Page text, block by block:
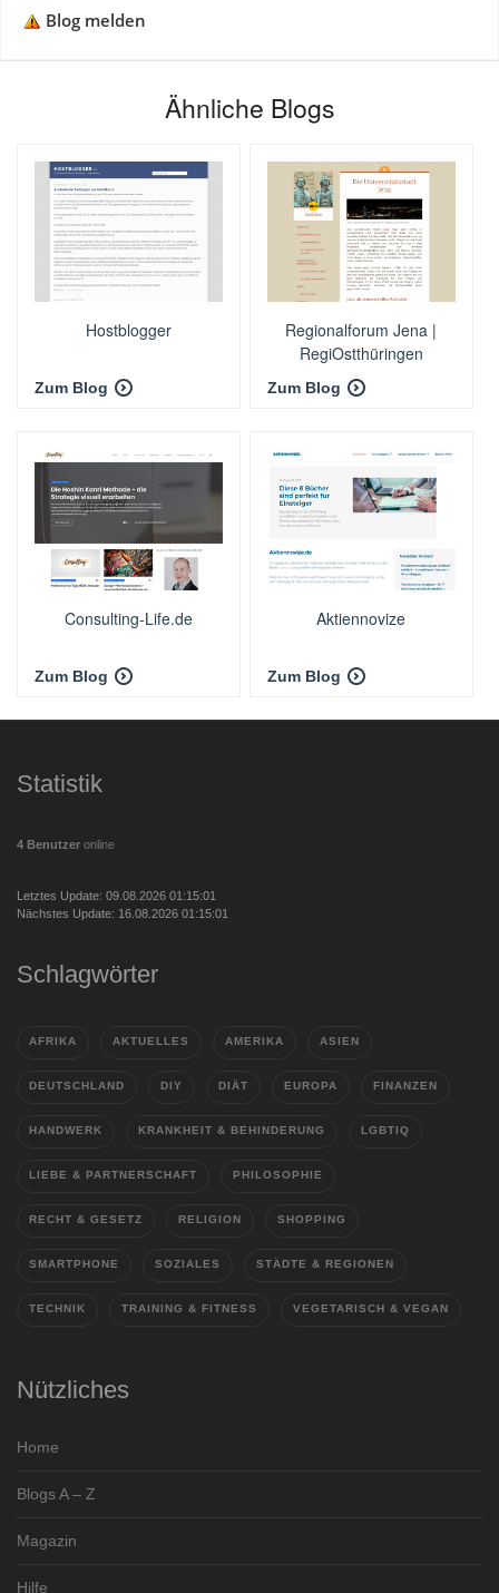
Blog melden
Ähnliche Blogs
Hostblogger
Zum Blog
Regionalforum Jena |
RegiOstthüringen
Zum Blog
Consulting-Life.de
Zum Blog
Aktiennovize
Zum Blog
Statistik
4 Benutzer online
Letztes Update: 09.08.2026 01:15:01
Nächstes Update: 16.08.2026 01:15:01
Schlagwörter
AFRIKA AKTUELLES AMERIKA ASIEN
DEUTSCHLAND DIY DIÄT EUROPA FINANZEN
HANDWERK KRANKHEIT & BEHINDERUNG LGBTIQ
LIEBE & PARTNERSCHAFT PHILOSOPHIE
RECHT & GESETZ RELIGION SHOPPING
SMARTPHONE SOZIALES STÄDTE & REGIONEN
TECHNIK TRAINING & FITNESS VEGETARISCH & VEGAN
Nützliches
Home
Blogs A – Z
Magazin
Hilfe